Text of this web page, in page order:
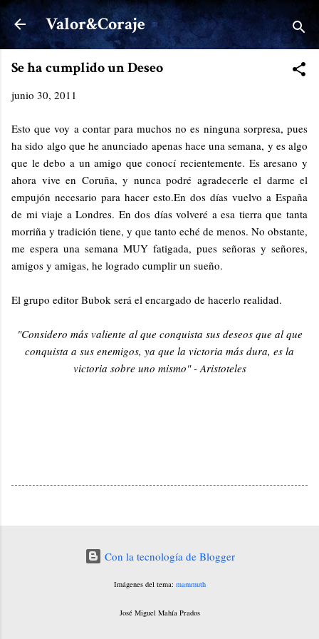
Ir al contenido principal
Valor&Coraje
Se ha cumplido un Deseo
junio 30, 2011
Esto que voy a contar para muchos no es ninguna sorpresa, pues
ha sido algo que he anunciado apenas hace una semana, y es algo
que le debo a un amigo que conocí recientemente. Es aresano y
ahora vive en Coruña, y nunca podré agradecerle el darme el
empujón necesario para hacer esto.En dos días vuelvo a España
de mi viaje a Londres. En dos días volveré a esa tierra que tanta
morriña y tradición tiene, y que tanto eché de menos. No obstante,
me espera una semana MUY fatigada, pues señoras y señores,
amigos y amigas, he logrado cumplir un sueño.
El grupo editor Bubok será el encargado de hacerlo realidad.
"Considero más valiente al que conquista sus deseos que al que
conquista a sus enemigos, ya que la victoria más dura, es la
victoria sobre uno mismo" - Aristoteles
Con la tecnología de Blogger
Imágenes del tema: mammuth
José Miguel Mahía Prados